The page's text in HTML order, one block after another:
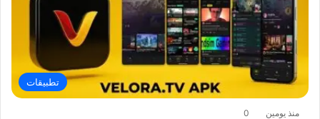
تطبيقات
منذ يومين 0